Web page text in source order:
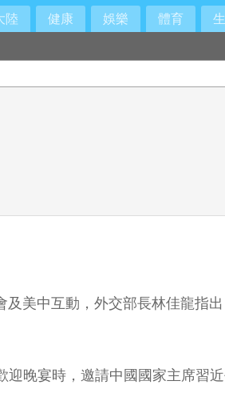
陸 健康 娛樂 體育
美中互動，外交部長林佳龍指
晚宴時，邀請中國國家主席習